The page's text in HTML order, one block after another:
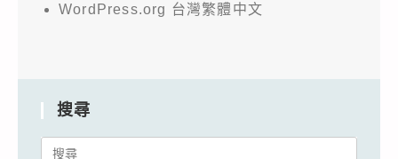
WordPress.org 台灣繁體中文
搜尋
Search